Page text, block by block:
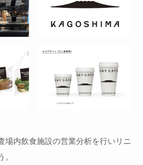
場内飲食施設の営業分析を行いリニ